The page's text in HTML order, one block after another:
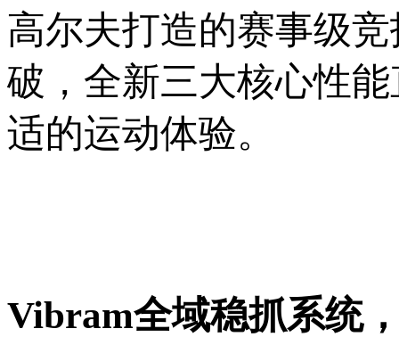
高尔夫打造的赛事级
破，全新三大核心性
适的运动体验。
Vibram全域稳抓系统